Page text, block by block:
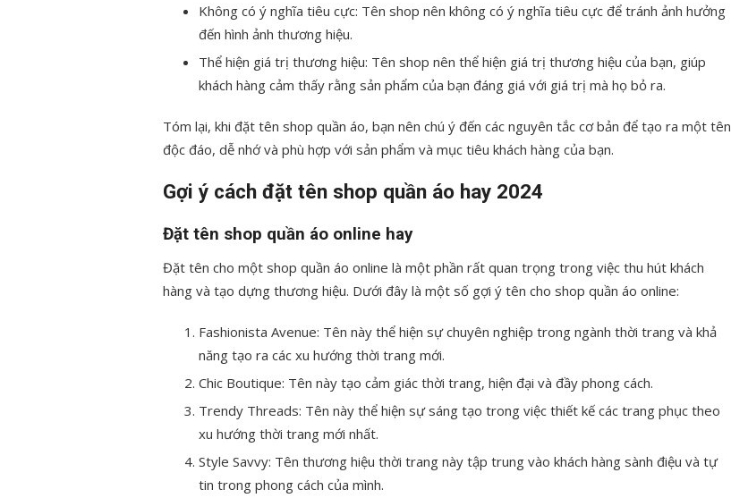
Không có ý nghĩa tiêu cực: Tên shop nên không có ý nghĩa tiêu cực để tránh ảnh hưởng
đến hình ảnh thương hiệu.
Thể hiện giá trị thương hiệu: Tên shop nên thể hiện giá trị thương hiệu của bạn, giúp
khách hàng cảm thấy rằng sản phẩm của bạn đáng giá với giá trị mà họ bỏ ra.
Tóm lại, khi đặt tên shop quần áo, bạn nên chú ý đến các nguyên tắc cơ bản để tạo ra một tên
độc đáo, dễ nhớ và phù hợp với sản phẩm và mục tiêu khách hàng của bạn.
Gợi ý cách đặt tên shop quần áo hay 2024
Đặt tên shop quần áo online hay
Đặt tên cho một shop quần áo online là một phần rất quan trọng trong việc thu hút khách
hàng và tạo dựng thương hiệu. Dưới đây là một số gợi ý tên cho shop quần áo online:
Fashionista Avenue: Tên này thể hiện sự chuyên nghiệp trong ngành thời trang và khả
năng tạo ra các xu hướng thời trang mới.
Chic Boutique: Tên này tạo cảm giác thời trang, hiện đại và đầy phong cách.
Trendy Threads: Tên này thể hiện sự sáng tạo trong việc thiết kế các trang phục theo
xu hướng thời trang mới nhất.
Style Savvy: Tên thương hiệu thời trang này tập trung vào khách hàng sành điệu và tự
tin trong phong cách của mình.